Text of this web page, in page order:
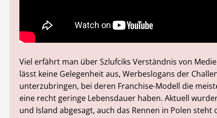
Viel erfährt man über Szlufciks Verständnis von
lässt keine Gelegenheit aus, Werbeslogans der
unterzubringen, bei deren Franchise-Modell die
eine recht geringe Lebensdauer haben. Aktuell
und Island abgesagt, auch das Rennen in Polen steht